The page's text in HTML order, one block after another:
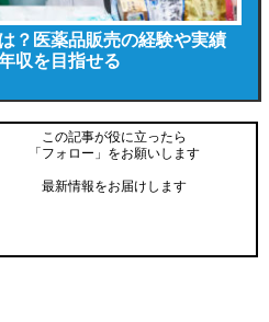
？医薬品販売の経験や実績
収を目指せる
この記事が役に立ったら
「フォロー」をお願いします
最新情報をお届けします